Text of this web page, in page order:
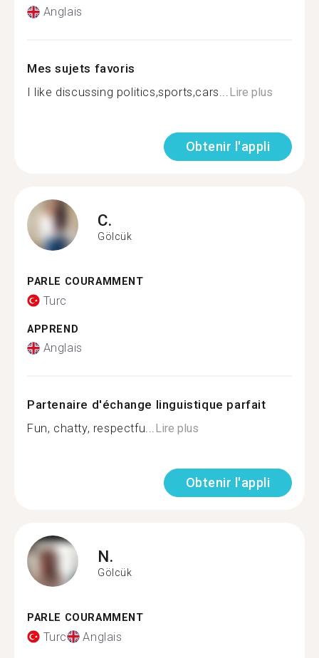
Anglais
Mes sujets favoris
I like discussing politics,sports,cars...Lire plus
Obtenir l'appli
C.
Gölcük
PARLE COURAMMENT
Turc
APPREND
Anglais
Partenaire d'échange linguistique parfait
Fun, chatty, respectfu...Lire plus
Obtenir l'appli
N.
Gölcük
PARLE COURAMMENT
Turc Anglais